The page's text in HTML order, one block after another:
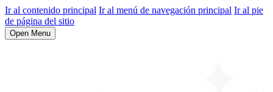
Ir al contenido principal Ir al menú de navegación principal Ir al pie
de página del sitio
Open Menu